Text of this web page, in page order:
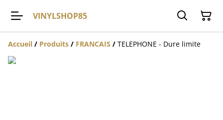
VINYLSHOP85
Accueil / Produits / FRANCAIS / TELEPHONE - Dure limite